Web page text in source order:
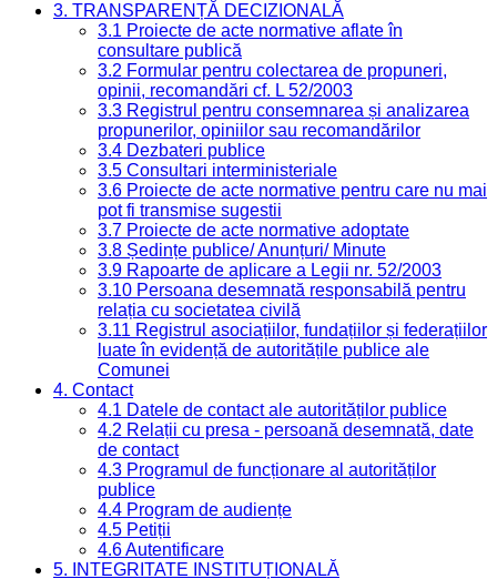
3. TRANSPARENȚĂ DECIZIONALĂ
3.1 Proiecte de acte normative aflate în
consultare publică
3.2 Formular pentru colectarea de propuneri,
opinii, recomandări cf. L 52/2003
3.3 Registrul pentru consemnarea și analizarea
propunerilor, opiniilor sau recomandărilor
3.4 Dezbateri publice
3.5 Consultari interministeriale
3.6 Proiecte de acte normative pentru care nu mai
pot fi transmise sugestii
3.7 Proiecte de acte normative adoptate
3.8 Ședințe publice/ Anunțuri/ Minute
3.9 Rapoarte de aplicare a Legii nr. 52/2003
3.10 Persoana desemnată responsabilă pentru
relația cu societatea civilă
3.11 Registrul asociațiilor, fundațiilor și federațiilor
luate în evidență de autoritățile publice ale
Comunei
4. Contact
4.1 Datele de contact ale autorităților publice
4.2 Relații cu presa - persoană desemnată, date
de contact
4.3 Programul de funcționare al autorităților
publice
4.4 Program de audiențe
4.5 Petiții
4.6 Autentificare
5. INTEGRITATE INSTITUȚIONALĂ